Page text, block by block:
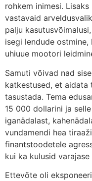
rohkem inimesi.
vastavaid
palju
isegi lendude
uhiuue mootori
Samuti võivad nad
katkestused, et aidata
tasustada. Tema
15 000 dollarini ja
iganädalast,
vundamendi hea
finantstoodetele
kui ka kulusid varajase
Ettevõte oli